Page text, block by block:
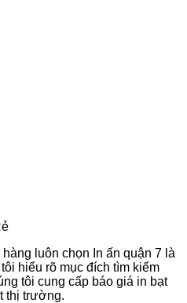
luôn chọn In ấn quận 7 là
hiểu rõ mục đích tìm kiếm
tôi cung cấp báo giá in bạt
thị trường.